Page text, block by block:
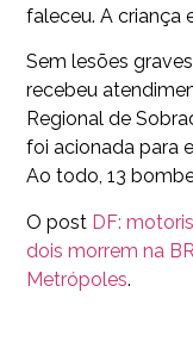
faleceu. A criança
Sem lesões
recebeu
Regional de
foi acionada para
Ao todo, 13
O post DF:
dois morrem na
Metrópoles.